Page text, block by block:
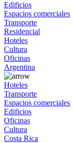
Edificios
Espacios comerciales
Transporte
Residencial
Hoteles
Cultura
Oficinas
Argentina
Hoteles
Transporte
Espacios comerciales
Edificios
Oficinas
Cultura
Costa Rica